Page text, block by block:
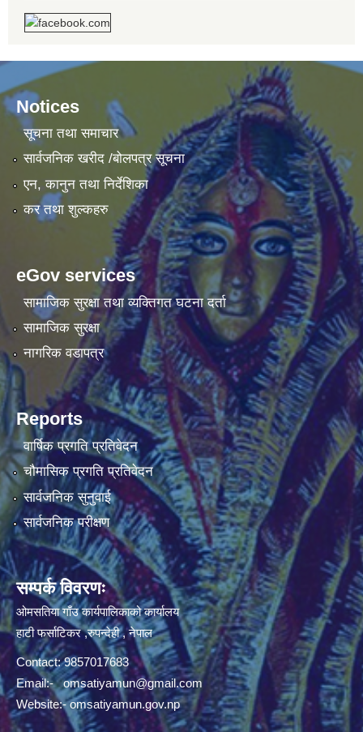
Notices
सूचना तथा समाचार
सार्वजनिक खरीद /बोलपत्र सूचना
एन, कानुन तथा निर्देशिका
कर तथा शुल्कहरु
eGov services
सामाजिक सुरक्षा तथा व्यक्तिगत घटना दर्ता
सामाजिक सुरक्षा
नागरिक वडापत्र
Reports
वार्षिक प्रगति प्रतिवेदन
चौमासिक प्रगति प्रतिवेदन
सार्वजनिक सुनुवाई
सार्वजनिक परीक्षण
सम्पर्क विवरणः
ओमसतिया गाँउ कार्यपालिकाको कार्यालय
हाटी फर्साटिकर ,रुपन्देही , नेपाल
Contact: 9857017683
Email:-omsatiyamun@gmail.com
Website:- omsatiyamun.gov.np